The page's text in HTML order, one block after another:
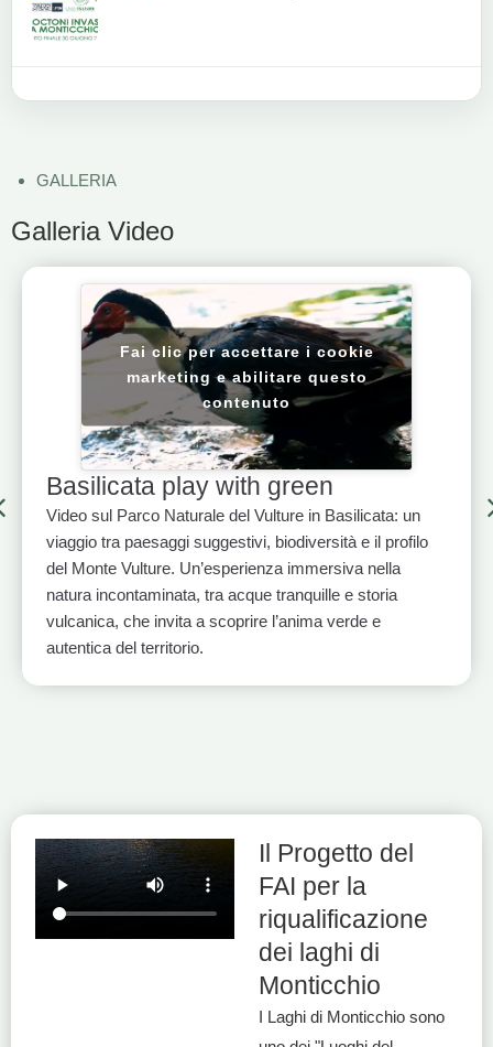
GALLERIA
Galleria Video
Fai clic per accettare i cookie
marketing e abilitare questo
contenuto
Basilicata play with green
Video sul Parco Naturale del Vulture in Basilicata: un
viaggio tra paesaggi suggestivi, biodiversità e il profilo
del Monte Vulture. Un’esperienza immersiva nella
natura incontaminata, tra acque tranquille e storia
vulcanica, che invita a scoprire l’anima verde e
autentica del territorio.
Il Progetto del
FAI per la
riqualificazione
dei laghi di
Monticchio
I Laghi di Monticchio sono